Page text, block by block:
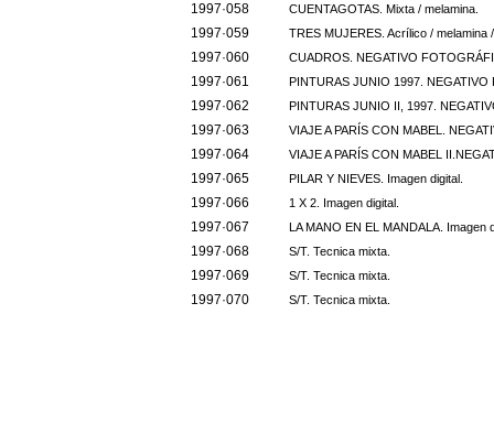
1997·058 CUENTAGOTAS. Mixta / melamina.
1997·059 TRES MUJERES. Acrílico / melamina
1997·060 CUADROS. NEGATIVO
1997·061 PINTURAS JUNIO 1997.
1997·062 PINTURAS JUNIO II, 1997.
1997·063 VIAJE A PARÍS CON MABEL.
1997·064 VIAJE A PARÍS CON MABEL
1997·065 PILAR Y NIEVES. Imagen digital.
1997·066 1 X 2. Imagen digital.
1997·067 LA MANO EN EL MANDALA. Imagen
1997·068 S/T. Tecnica mixta.
1997·069 S/T. Tecnica mixta.
1997·070 S/T. Tecnica mixta.